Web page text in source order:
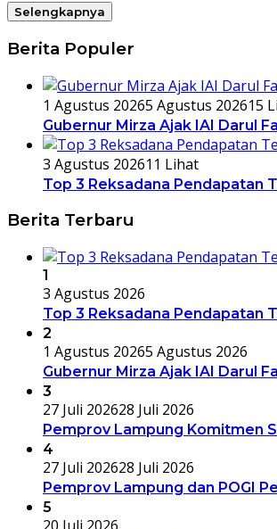
Selengkapnya
Berita Populer
1 Agustus 20265 Agustus 202615
Gubernur Mirza Ajak IAI Darul
3 Agustus 202611 Lihat
Top 3 Reksadana Pendapatan
Berita Terbaru
1
3 Agustus 2026
Top 3 Reksadana Pendapatan
2
1 Agustus 20265 Agustus 2026
Gubernur Mirza Ajak IAI Darul
3
27 Juli 202628 Juli 2026
Pemprov Lampung Komitmen
4
27 Juli 202628 Juli 2026
Pemprov Lampung dan POGI
5